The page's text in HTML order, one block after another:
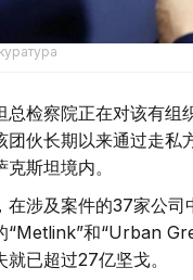
总检察院正在对该有组
团伙长期以来通过走私
斯坦境内。
在涉及案件的37家公司
“Metlink”和“Urban
已超过27亿坚戈。